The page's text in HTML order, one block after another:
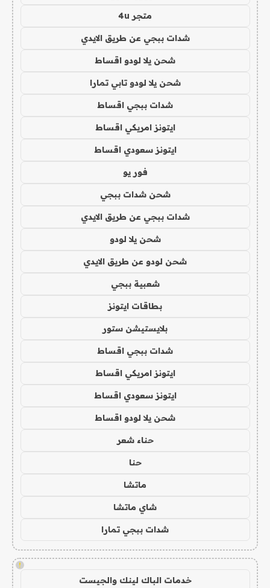
متجر 4u
شدات ببجي عن طريق الايدي
شحن يلا لودو اقساط
شحن يلا لودو تابي تمارا
شدات ببجي اقساط
ايتونز امريكي اقساط
ايتونز سعودي اقساط
فور يو
شحن شدات ببجي
شدات ببجي عن طريق الايدي
شحن يلا لودو
شحن لودو عن طريق الايدي
شعبية ببجي
بطاقات ايتونز
بلايستيشن ستور
شدات ببجي اقساط
ايتونز امريكي اقساط
ايتونز سعودي اقساط
شحن يلا لودو اقساط
حناء شعر
حنا
ماتشا
شاي ماتشا
شدات ببجي تمارا
!
خدمات الباك لينك والجيست